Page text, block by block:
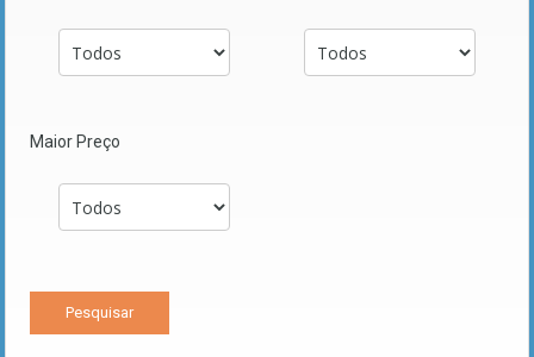
Maior Preço